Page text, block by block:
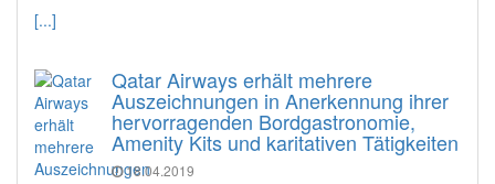
[...]
Qatar Airways erhält mehrere
Auszeichnungen in Anerkennung ihrer
hervorragenden Bordgastronomie,
Amenity Kits und karitativen Tätigkeiten
18.04.2019